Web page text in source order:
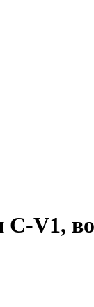
V1,